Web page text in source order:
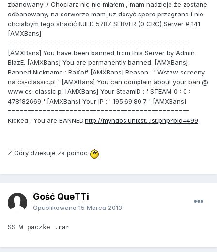
zbanowany :/ Chociarz nic nie miałem , mam nadzieje że zostane
odbanowany, na serwerze mam juz dosyć sporo przegrane i nie
chciałbym tego stracićBUILD 5787 SERVER (0 CRC) Server # 141
[AMXBans]
===============================================
[AMXBans] You have been banned from this Server by Admin
BlazE. [AMXBans] You are permanently banned. [AMXBans]
Banned Nickname : RaXo# [AMXBans] Reason : ' Wstaw screeny
na cs-classic.pl ' [AMXBans] You can complain about your ban @
www.cs-classic.pl [AMXBans] Your SteamID : ' STEAM_0 : 0 :
478182669 ' [AMXBans] Your IP : ' 195.69.80.7 ' [AMXBans]
===============================================
Kicked : You are BANNED.http://myndos.unixst...ist.php?bid=499
Z Góry dziekuje za pomoc
Gość QueTTi
Opublikowano 15 Marca 2013
SS W paczke .rar